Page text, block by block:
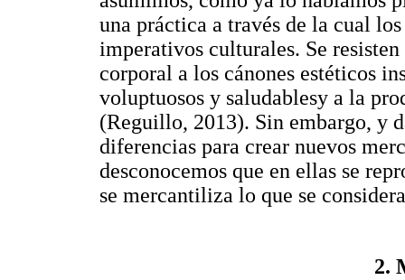
una práctica a través de la cual
imperativos culturales. Se
corporal a los cánones estéticos
voluptuosos y saludablesy a la
(Reguillo, 2013). Sin embargo, y
diferencias para crear nuevos
desconocemos que en ellas se
se mercantiliza lo que se
2.